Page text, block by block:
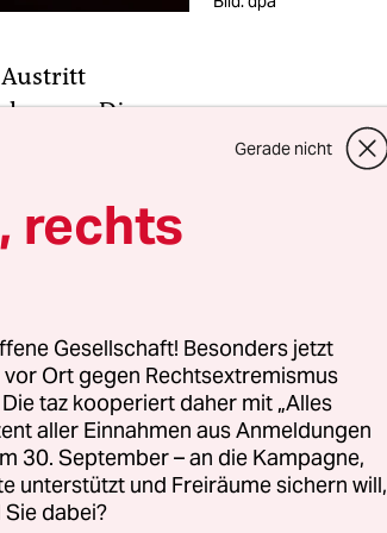
Austritt
„Die
niemals
Jean-
arbeitet an
ist und
aus der
nicht zu
Welt führen.
Gerade nicht
rechts
Gesellschaft! Besonders jetzt
Ort gegen Rechtsextremismus
taz kooperiert daher mit „Alles
aller Einnahmen aus Anmeldungen
30. September – an die Kampagne,
unterstützt und Freiräume sichern will,
dabei?